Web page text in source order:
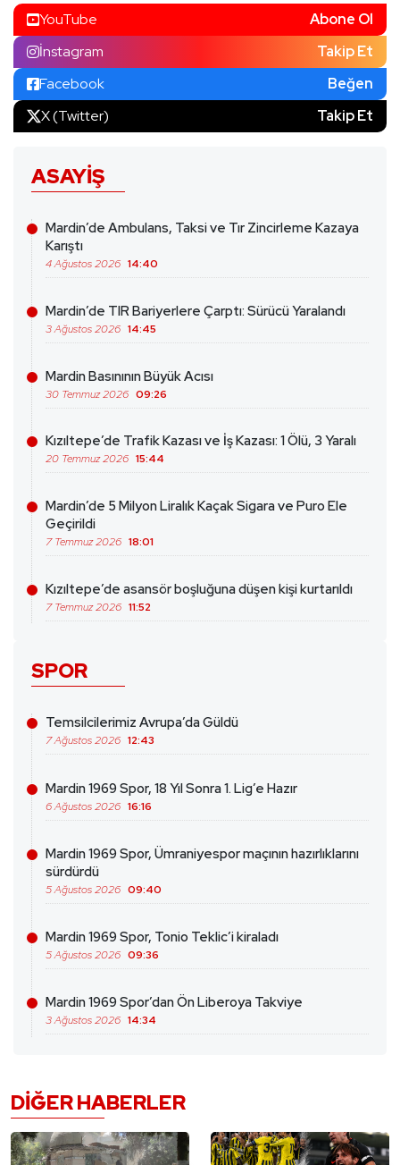
YouTube
Abone Ol
İnstagram
Takip Et
Facebook
Beğen
X (Twitter)
Takip Et
ASAYIŞ
Mardin’de Ambulans, Taksi ve Tır Zincirleme Kazaya
Karıştı
4 Ağustos 2026 14:40
Mardin’de TIR Bariyerlere Çarptı: Sürücü Yaralandı
3 Ağustos 2026 14:45
Mardin Basınının Büyük Acısı
30 Temmuz 2026 09:26
Kızıltepe’de Trafik Kazası ve İş Kazası: 1 Ölü, 3 Yaralı
20 Temmuz 2026 15:44
Mardin’de 5 Milyon Liralık Kaçak Sigara ve Puro Ele
Geçirildi
7 Temmuz 2026 18:01
Kızıltepe’de asansör boşluğuna düşen kişi kurtarıldı
7 Temmuz 2026 11:52
SPOR
Temsilcilerimiz Avrupa’da Güldü
7 Ağustos 2026 12:43
Mardin 1969 Spor, 18 Yıl Sonra 1. Lig’e Hazır
6 Ağustos 2026 16:16
Mardin 1969 Spor, Ümraniyespor maçının hazırlıklarını
sürdürdü
5 Ağustos 2026 09:40
Mardin 1969 Spor, Tonio Teklic’i kiraladı
5 Ağustos 2026 09:36
Mardin 1969 Spor’dan Ön Liberoya Takviye
3 Ağustos 2026 14:34
DIĞER HABERLER